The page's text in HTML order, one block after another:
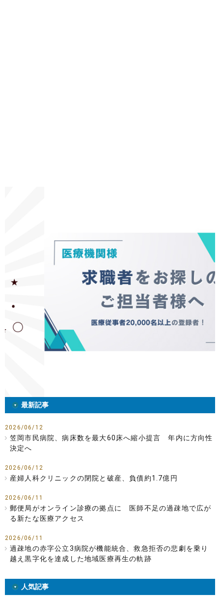
最新記事
2026/06/12
笠岡市民病院、病床数を最大60床へ縮小提言 年内に方向性
決定へ
2026/06/12
産婦人科クリニックの閉院と破産、負債約1.7億円
2026/06/11
郵便局がオンライン診療の拠点に 医師不足の過疎地で広が
る新たな医療アクセス
2026/06/11
過疎地の赤字公立3病院が機能統合、救急拒否の悲劇を乗り
越え黒字化を達成した地域医療再生の軌跡
人気記事